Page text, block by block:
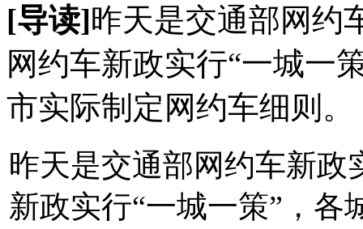
[导读]昨天是交通部网约
网约车新政实行“一城一
市实际制定网约车细则。
昨天是交通部网约车新政
新政实行“一城一策”，